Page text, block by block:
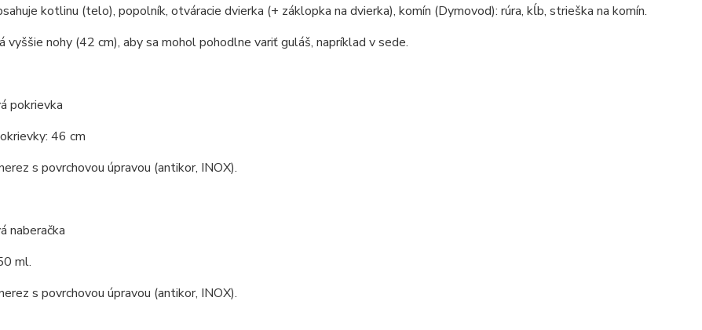
kotlinu (telo), popolník, otváracie dvierka (+ záklopka na dvierka), komín (Dymovod): rúra, kĺb, strieška na komín.
vyššie nohy (42 cm), aby sa mohol pohodlne variť guláš, napríklad v sede.
pokrievka
46 cm
s povrchovou úpravou (antikor, INOX).
naberačka
ml.
s povrchovou úpravou (antikor, INOX).